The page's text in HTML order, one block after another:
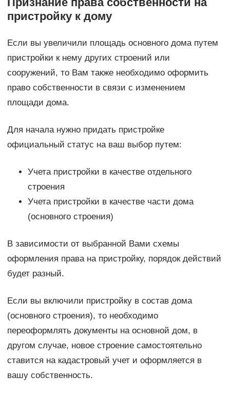
пристройку к дому
Если вы увеличили площадь основного дома путем
пристройки к нему других строений или
сооружений, то Вам также необходимо оформить
право собственности в связи с изменением
площади дома.
Для начала нужно придать пристройке
официальный статус на ваш выбор путем:
Учета пристройки в качестве отдельного
строения
Учета пристройки в качестве части дома
(основного строения)
В зависимости от выбранной Вами схемы
оформления права на пристройку, порядок действий
будет разный.
Если вы включили пристройку в состав дома
(основного строения), то необходимо
переоформлять документы на основной дом, в
другом случае, новое строение самостоятельно
ставится на кадастровый учет и оформляется в
вашу собственность.